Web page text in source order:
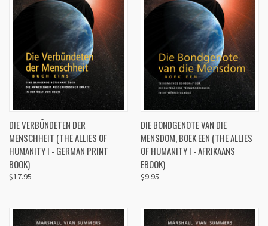
DIE VERBÜNDETEN DER
MENSCHHEIT (THE ALLIES OF
HUMANITY I - GERMAN PRINT
BOOK)
$17.95
DIE BONDGENOTE VAN DIE
MENSDOM, BOEK EEN (THE ALLIES
OF HUMANITY I - AFRIKAANS
EBOOK)
$9.95